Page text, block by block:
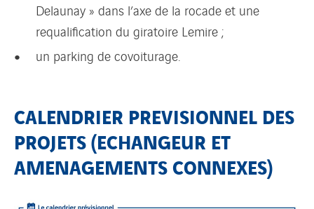
Delaunay » dans l’axe de la rocade et une
requalification du giratoire Lemire ;
un parking de covoiturage.
CALENDRIER PREVISIONNEL DES
PROJETS (ECHANGEUR ET
AMENAGEMENTS CONNEXES)